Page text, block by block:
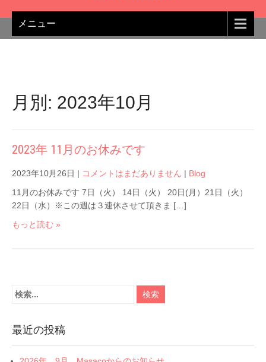
メニュー
月別: 2023年10月
2023年 11月のお休みです
2023年10月26日 | コメントはまだありません | Blog
11月のお休みです 7日（火） 14日（火） 20日(月）21日（火）
22日（水）※この週は３連休させて頂きま […]
もっと読む »
最近の投稿